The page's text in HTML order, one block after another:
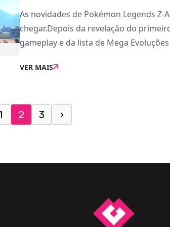
As novidades de Pokémon Legends Z-
chegar.Depois da revelação do
gameplay e da lista de Mega
completo de Lumiose City, que vai
VER MAIS
2 3 ›